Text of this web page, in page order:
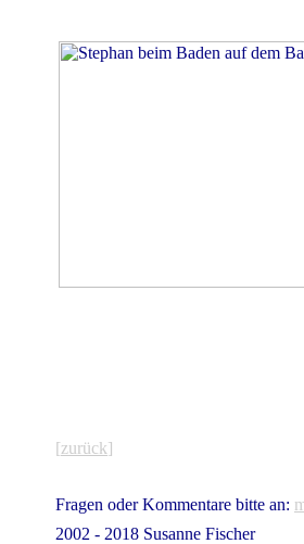
[zurück]
Fragen oder Kommentare bitte an:
2002 - 2018 Susanne Fischer